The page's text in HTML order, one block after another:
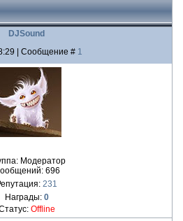
DJSound
| Сообщение # 1
Модератор
696
231
Награды: 0
Offline